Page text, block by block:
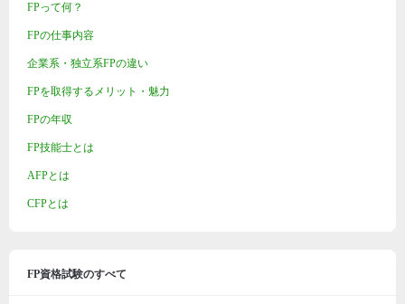
FPって何？
FPの仕事内容
企業系・独立系FPの違い
FPを取得するメリット・魅力
FPの年収
FP技能士とは
AFPとは
CFPとは
FP資格試験のすべて